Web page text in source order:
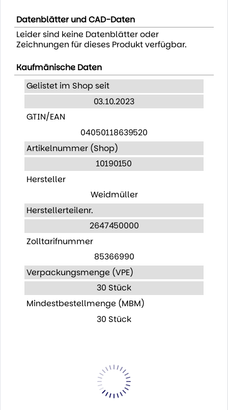
Datenblätter und CAD-Daten
Leider sind keine Datenblätter oder
Zeichnungen für dieses Produkt verfügbar.
Kaufmänische Daten
Gelistet im Shop seit
03.10.2023
GTIN/EAN
04050118639520
Artikelnummer (Shop)
10190150
Hersteller
Weidmüller
Herstellerteilenr.
2647450000
Zolltarifnummer
85366990
Verpackungsmenge (VPE)
30 Stück
Mindestbestellmenge (MBM)
30 Stück